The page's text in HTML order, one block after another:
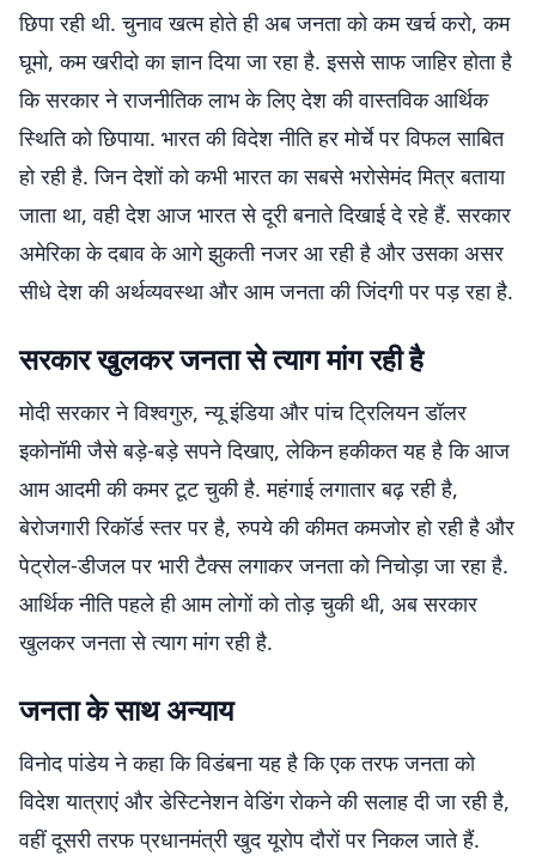
छिपा रही थी. चुनाव खत्म होते ही अब जनता को कम खर्च करो, कम
घूमो, कम खरीदो का ज्ञान दिया जा रहा है. इससे साफ जाहिर होता है
कि सरकार ने राजनीतिक लाभ के लिए देश की वास्तविक आर्थिक
स्थिति को छिपाया. भारत की विदेश नीति हर मोर्चे पर विफल साबित
हो रही है. जिन देशों को कभी भारत का सबसे भरोसेमंद मित्र बताया
जाता था, वही देश आज भारत से दूरी बनाते दिखाई दे रहे हैं. सरकार
अमेरिका के दबाव के आगे झुकती नजर आ रही है और उसका असर
सीधे देश की अर्थव्यवस्था और आम जनता की जिंदगी पर पड़ रहा है.
सरकार खुलकर जनता से त्याग मांग रही है
मोदी सरकार ने विश्वगुरु, न्यू इंडिया और पांच ट्रिलियन डॉलर
इकोनॉमी जैसे बड़े-बड़े सपने दिखाए, लेकिन हकीकत यह है कि आज
आम आदमी की कमर टूट चुकी है. महंगाई लगातार बढ़ रही है,
बेरोजगारी रिकॉर्ड स्तर पर है, रुपये की कीमत कमजोर हो रही है और
पेट्रोल-डीजल पर भारी टैक्स लगाकर जनता को निचोड़ा जा रहा है.
आर्थिक नीति पहले ही आम लोगों को तोड़ चुकी थी, अब सरकार
खुलकर जनता से त्याग मांग रही है.
जनता के साथ अन्याय
विनोद पांडेय ने कहा कि विडंबना यह है कि एक तरफ जनता को
विदेश यात्राएं और डेस्टिनेशन वेडिंग रोकने की सलाह दी जा रही है,
वहीं दूसरी तरफ प्रधानमंत्री खुद यूरोप दौरों पर निकल जाते हैं.